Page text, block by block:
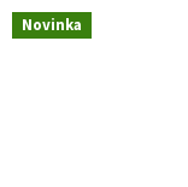
Novinka